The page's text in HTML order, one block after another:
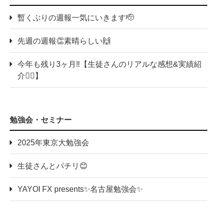
暫くぶりの週報一気にいきます🫡
先週の週報👏素晴らしい🙌
今年も残り3ヶ月‼️【生徒さんのリアルな感想&実績紹
介💁‍♀️】
勉強会・セミナー
2025年東京大勉強会
生徒さんとパチリ😊
YAYOI FX presents✨名古屋勉強会✨